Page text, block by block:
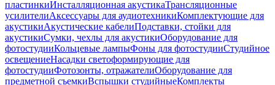
пластинкиИнсталляционная акустикаТрансляционные
усилителиАксессуары для аудиотехникиКомплектующие для
акустикиАкустические кабелиПодставки, стойки для
акустикиСумки, чехлы для акустикиОборудование для
фотостудииКольцевые лампыФоны для фотостудииСтудийное
освещениеНасадки светоформирующие для
фотостудииФотозонты, отражателиОборудование для
предметной съемкиВспышки студийныеКомплекты